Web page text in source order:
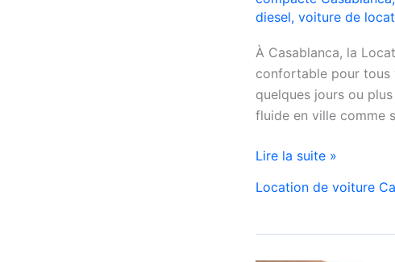
diesel, voiture de
À Casablanca, la
confortable pour tous
quelques jours ou
fluide en ville comme
Location
208
Diesel
Lire la suite »
Location de voiture